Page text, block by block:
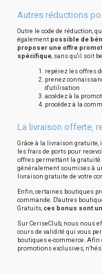
Autres réductions
Outre le code de réduction,
également possible de
proposer une offre
spécifique, sans qu'il soit
repérez les offres
prenez
d'utilisation
accédez à la
procédez à la
La livraison offerte,
Grâce à la livraison gratuite,
les frais de ports pour
offres permettant la gratuité
généralement soumises à
livraison gratuite de votre
Enfin, certaines boutiques
commande. D'autres
Gratuits, ces bonus sont
Sur CeriseClub, nous nous
cours de validité qui vous
boutiques e-commerce.
promotions exclusives,